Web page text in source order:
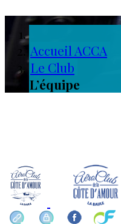
Accueil ACCA
Le Club
L’équipe